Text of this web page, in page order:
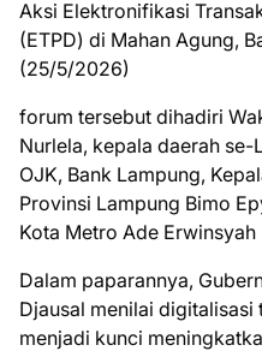
Aksi Elektronifikasi
(ETPD) di Mahan Agung,
(25/5/2026)
forum tersebut dihadiri
Nurlela, kepala daerah se-
OJK, Bank Lampung,
Provinsi Lampung Bimo
Kota Metro Ade Erwinsyah
Dalam paparannya,
Djausal menilai
menjadi kunci